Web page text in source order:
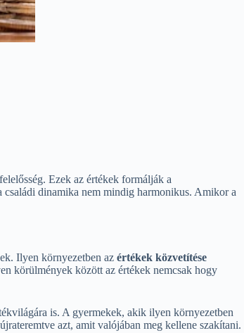
Ezek az értékek formálják a
dinamika nem mindig harmonikus. Amikor a
Ilyen környezetben az értékek közvetítése
körülmények között az értékek nemcsak hogy
is. A gyermekek, akik ilyen környezetben
azt, amit valójában meg kellene szakítani.